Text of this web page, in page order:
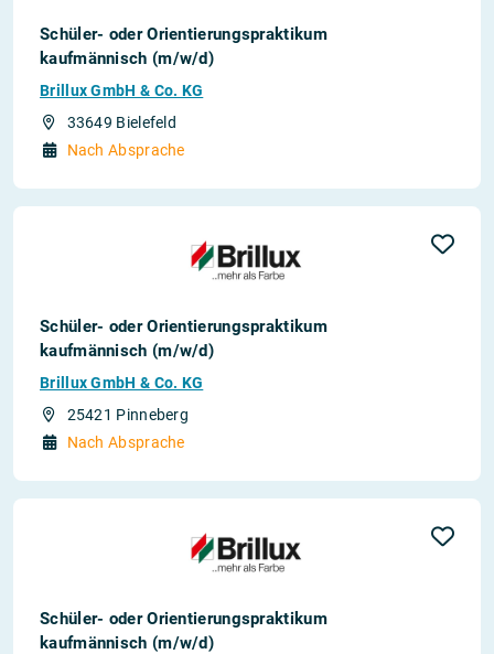
Schüler- oder Orientierungspraktikum
kaufmännisch (m/w/d)
Brillux GmbH & Co. KG
33649 Bielefeld
Nach Absprache
Schüler- oder Orientierungspraktikum
kaufmännisch (m/w/d)
Brillux GmbH & Co. KG
25421 Pinneberg
Nach Absprache
Schüler- oder Orientierungspraktikum
kaufmännisch (m/w/d)